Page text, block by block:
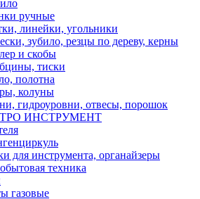
ручные
линейки, угольники
зубило, резцы по дереву, керны
и скобы
тиски
полотна
колуны
гидроуровни, отвесы, порошок
ИНСТРУМЕНТ
для инструмента, органайзеры
техника
газовые